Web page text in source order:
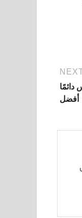
دائمًا
أفضل